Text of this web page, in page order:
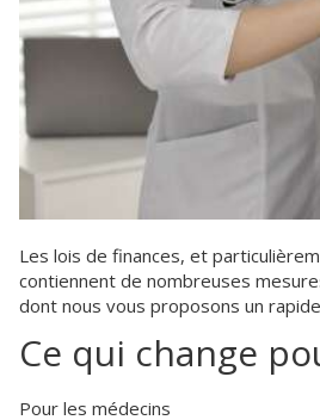
Les lois de finances, et
contiennent de nombreuses
dont nous vous proposons un
Ce qui change
Pour les médecins